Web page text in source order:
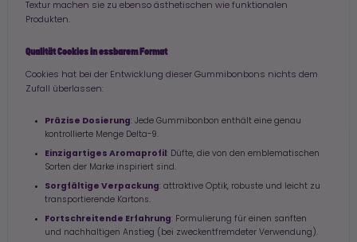
Textur machen sie zu ebenso ästhetischen wie funktionalen
Produkten.
Qualität Cookies in essbarem Format
Cookies hat bei der Entwicklung dieser Gummibonbons nichts dem
Zufall überlassen:
Präzise Dosierung: Jede Gummibonbon enthält eine genau
kontrollierte Menge Delta-9.
Einzigartiges Aromaprofil: Düfte, die von den emblematischen
Sorten der Marke inspiriert sind.
Sorgfältige Verpackung: attraktive Optik, robuste und leicht zu
transportierende Kartons.
Fortschreitende Erfahrung: Formulierung für einen sanften
und nachhaltigen Anstieg (bei zweckentfremdeter Verwendung).